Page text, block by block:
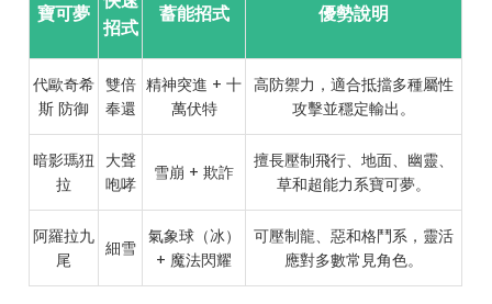
寶可夢
招式
蓄能招式 優勢說明
代歐奇希
斯 防御
雙倍
奉還
精神突進 + 十
萬伏特
高防禦力，適合抵擋多種屬性
攻擊並穩定輸出。
暗影瑪狃
拉
大聲
咆哮
雪崩 + 欺詐
擅長壓制飛行、地面、幽靈、
草和超能力系寶可夢。
阿羅拉九
尾
細雪
氣象球（冰）
+ 魔法閃耀
可壓制龍、惡和格鬥系，靈活
應對多數常見角色。